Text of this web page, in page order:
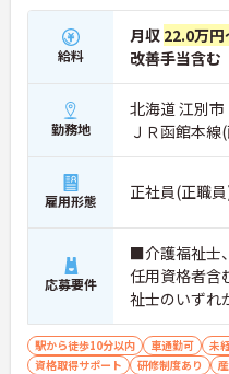
給料
月収 22.0万
改善手当含む
勤務地
北海道 江別市
ＪＲ函館本線
雇用形態 正社員(正職
応募要件
■介護福祉士
任用資格者含
祉士のいずれ
K ■普通自動
駅から徒歩10分以内 車通勤可 未
資格取得サポート
研修制度あり